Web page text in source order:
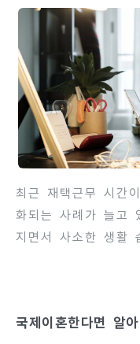
과 관련된 양육비
구가 가능한 경우와
점을 상세히 안내합
의 복리와 법적 권
울 수 있습니다. 양
수 있어, 사전에 법
최근 재택근무 시간
화되는 사례가 늘고
지면서 사소한 생활
나 법적 문제로 인
국제이혼한다면 알